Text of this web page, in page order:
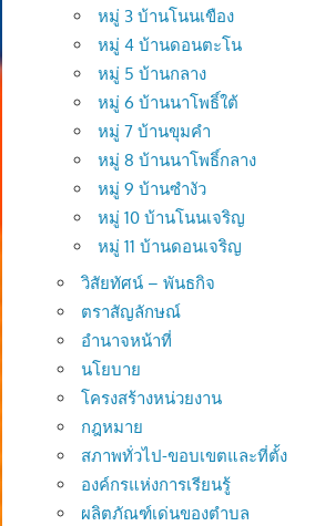
หมู่ 3 บ้านโนนเขือง
หมู่ 4 บ้านดอนตะโน
หมู่ 5 บ้านกลาง
หมู่ 6 บ้านนาโพธิ์ใต้
หมู่ 7 บ้านขุมคำ
หมู่ 8 บ้านนาโพธิ์กลาง
หมู่ 9 บ้านซำงัว
หมู่ 10 บ้านโนนเจริญ
หมู่ 11 บ้านดอนเจริญ
วิสัยทัศน์ – พันธกิจ
ตราสัญลักษณ์
อำนาจหน้าที่
นโยบาย
โครงสร้างหน่วยงาน
กฎหมาย
สภาพทั่วไป-ขอบเขตและที่ตั้ง
องค์กรแห่งการเรียนรู้
ผลิตภัณฑ์เด่นของตำบล